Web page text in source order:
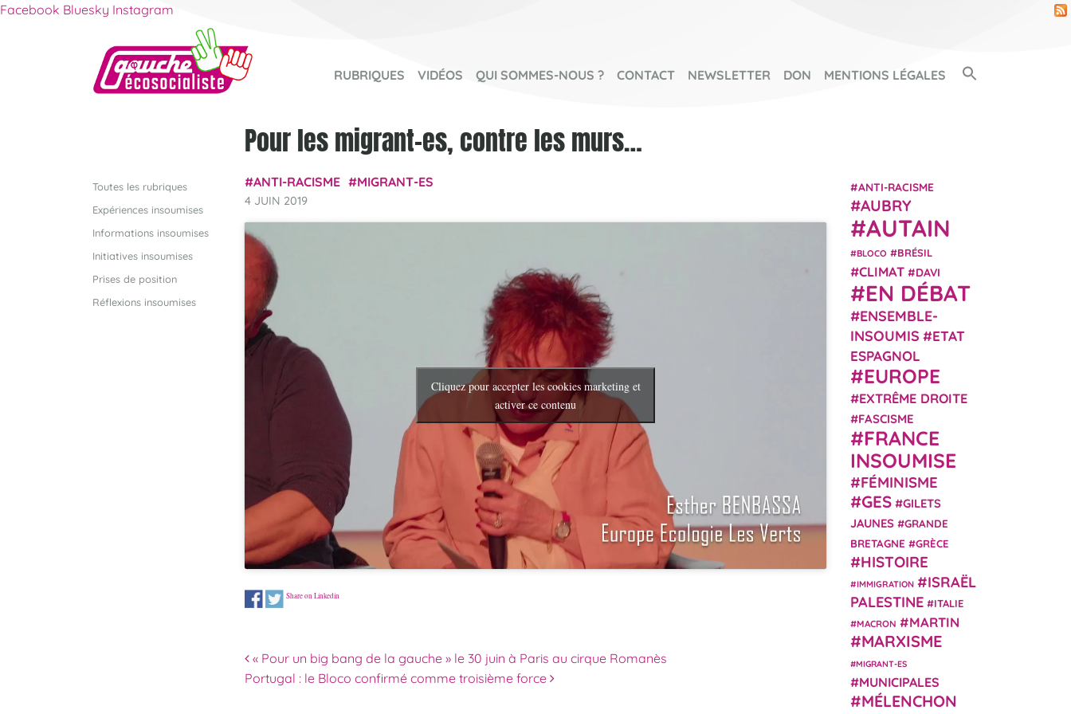
Facebook Bluesky Instagram
RUBRIQUES VIDÉOS QUI SOMMES-NOUS ? CONTACT NEWSLETTER DON MENTIONS LÉGALES
Toutes les rubriques
Expériences insoumises
Informations insoumises
Initiatives insoumises
Prises de position
Réflexions insoumises
Pour les migrant-es, contre les murs…
ANTI-RACISME MIGRANT-ES
4 JUIN 2019
Cliquez pour accepter les cookies marketing et
activer ce contenu
Share on Linkedin
Navigation des articles
« Pour un big bang de la gauche » le 30 juin à Paris au cirque Romanès
Portugal : le Bloco confirmé comme troisième force
ANTI-RACISME
AUBRY
AUTAIN
BLOCO BRÉSIL
CLIMAT DAVI
EN DÉBAT
ENSEMBLE-
INSOUMIS
ETAT
ESPAGNOL
EUROPE
EXTRÊME DROITE
FASCISME
FRANCE
INSOUMISE
FÉMINISME
GES
GILETS
JAUNES
GRANDE
BRETAGNE
GRÈCE
HISTOIRE
IMMIGRATION
ISRAËL
PALESTINE
ITALIE
MACRON MARTIN
MARXISME
MIGRANT-ES
MUNICIPALES
MÉLENCHON